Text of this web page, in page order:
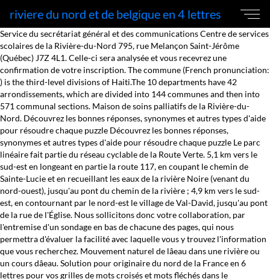
riviere du nord et de belgique en 4 lettres
Service du secrétariat général et des communications Centre de services
scolaires de la Rivière-du-Nord 795, rue Melançon Saint-Jérôme
(Québec) J7Z 4L1. Celle-ci sera analysée et vous recevrez une
confirmation de votre inscription. The commune (French pronunciation:
) is the third-level divisions of Haiti.The 10 departments have 42
arrondissements, which are divided into 144 communes and then into
571 communal sections. Maison de soins palliatifs de la Rivière-du-
Nord. Découvrez les bonnes réponses, synonymes et autres types d'aide
pour résoudre chaque puzzle Découvrez les bonnes réponses,
synonymes et autres types d'aide pour résoudre chaque puzzle Le parc
linéaire fait partie du réseau cyclable de la Route Verte. 5,1 km vers le
sud-est en longeant en partie la route 117, en coupant le chemin de
Sainte-Lucie et en recueillant les eaux de la rivière Noire (venant du
nord-ouest), jusqu'au pont du chemin de la rivière ; 4,9 km vers le sud-
est, en contournant par le nord-est le village de Val-David, jusqu'au pont
de la rue de l'Église. Nous sollicitons donc votre collaboration, par
l'entremise d'un sondage en bas de chacune des pages, qui nous
permettra d'évaluer la facilité avec laquelle vous y trouvez l'information
que vous recherchez. Mouvement naturel de lâeau dans une rivière ou
un cours dâeau. Solution pour originaire du nord de la France en 6
lettres pour vos grilles de mots croisés et mots fléchés dans le